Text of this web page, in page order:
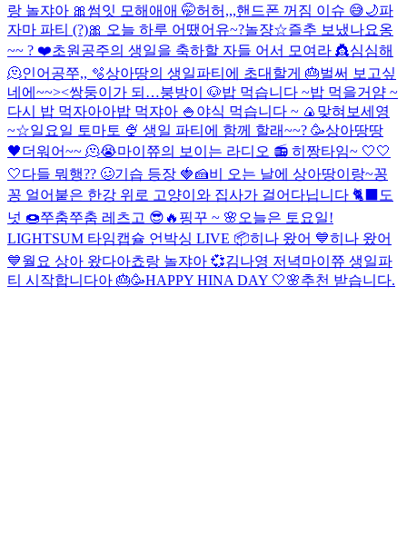
랑 놀쟈아 🎀썸잇 모해애애 🤭허허,,,핸드폰 꺼짐 이슈 😅🌙파
자마 파티 (?)🎀 오늘 하루 어땠어유~?놀쟝☆즐추 보냈나요옹
~~ ? ❤️초원공주의 생일을 축하할 자들 어서 모여라 👸심심해
🫠인어공쭈,, 🫧상아땅의 생일파티에 초대할게 🎂벌써 보고싶
네에~~><쌍둥이가 되…붕방이 🐶밥 먹습니다 ~밥 먹을거얌 ~
다시 밥 먹자아아밥 먹쟈아 🍚 야식 먹습니다 ~ 🍙 맞혀보세영
~☆일요일 토마토 🍨 생일 파티에 함께 할래~~? 🥳상아땅땅
🖤더워어~~ 🫠😭마이쮸의 보이는 라디오 📻 히짱타임~ 🤍🤍
🤍다들 뭐행?? 🥴기습 등장 🍓🍰비 오는 날에 상아땅이랑~꽁
꽁 얼어붙은 한강 위로 고양이와 집사가 걸어다닙니다 🐈‍⬛️
도
넛 🍩쭈춤쭈춤 레츠고 😎🔥 핑꾸 ~ 🌸 오늘은 토요일!
LIGHTSUM 타임캡슐 언박싱 LIVE 📦히나 왔어 💙히나 왔어
💙월요 상아 왔다아쵸랑 놀쟈아 💞김나영 저녁마이쮸 생일파
티 시작합니다아 🎂🥳HAPPY HINA DAY 🤍🌸추천 받습니다.